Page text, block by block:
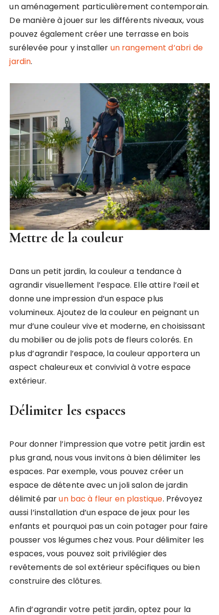
un aménagement particulièrement contemporain.
De manière à jouer sur les différents niveaux, vous
pouvez également créer une terrasse en bois
surélevée pour y installer un rangement d’abri de
jardin.
Mettre de la couleur
Dans un petit jardin, la couleur a tendance à
agrandir visuellement l’espace. Elle attire l’œil et
donne une impression d’un espace plus
volumineux. Ajoutez de la couleur en peignant un
mur d’une couleur vive et moderne, en choisissant
du mobilier ou de jolis pots de fleurs colorés. En
plus d’agrandir l’espace, la couleur apportera un
aspect chaleureux et convivial à votre espace
extérieur.
Délimiter les espaces
Pour donner l’impression que votre petit jardin est
plus grand, nous vous invitons à bien délimiter les
espaces. Par exemple, vous pouvez créer un
espace de détente avec un joli salon de jardin
délimité parun bac à fleur en plastique. Prévoyez
aussi l’installation d’un espace de jeux pour les
enfants et pourquoi pas un coin potager pour faire
pousser vos légumes chez vous. Pour délimiter les
espaces, vous pouvez soit privilégier des
revêtements de sol extérieur spécifiques ou bien
construire des clôtures.
Afin d’agrandir votre petit jardin, optez pour la